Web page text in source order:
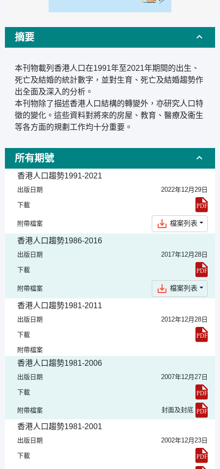
摘要
本刊物載列香港人口在1991年至2021年期間的出生、
死亡及結婚的統計數字，並對生育、死亡及結婚趨勢作
出全面及深入的分析。
本刊物除了描述香港人口結構的轉變外，亦研究人口特
徵的變化。這些資料對將來的房屋、教育、醫療及衞生
等各方面的規劃工作均十分重要。
所有期號
香港人口趨勢1991-2021
出版日期 2022年12月29日
下載
附帶檔案 檔案列表
香港人口趨勢1986-2016
出版日期 2017年12月28日
下載
附帶檔案 檔案列表
香港人口趨勢1981-2011
出版日期 2012年12月28日
下載
附帶檔案
香港人口趨勢1981-2006
出版日期 2007年12月27日
下載
附帶檔案 封面及封底
香港人口趨勢1981-2001
出版日期 2002年12月23日
下載